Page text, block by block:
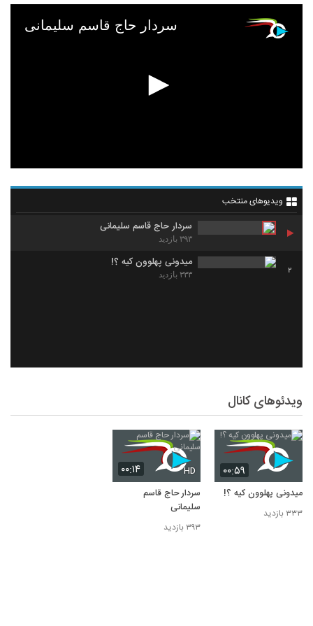
سردار حاج قاسم سلیمانی
ویدیوهای منتخب
سردار حاج قاسم سلیمانی
۳۹۳ بازدید
2
میدونی پهلوون کیه ؟!
۳۳۳ بازدید
ویدئوهای کانال
۰۰:۵۹
میدونی پهلوون کیه ؟!
۳۳۳ بازدید
۰۰:۱۴ HD
سردار حاج قاسم
سلیمانی
۳۹۳ بازدید